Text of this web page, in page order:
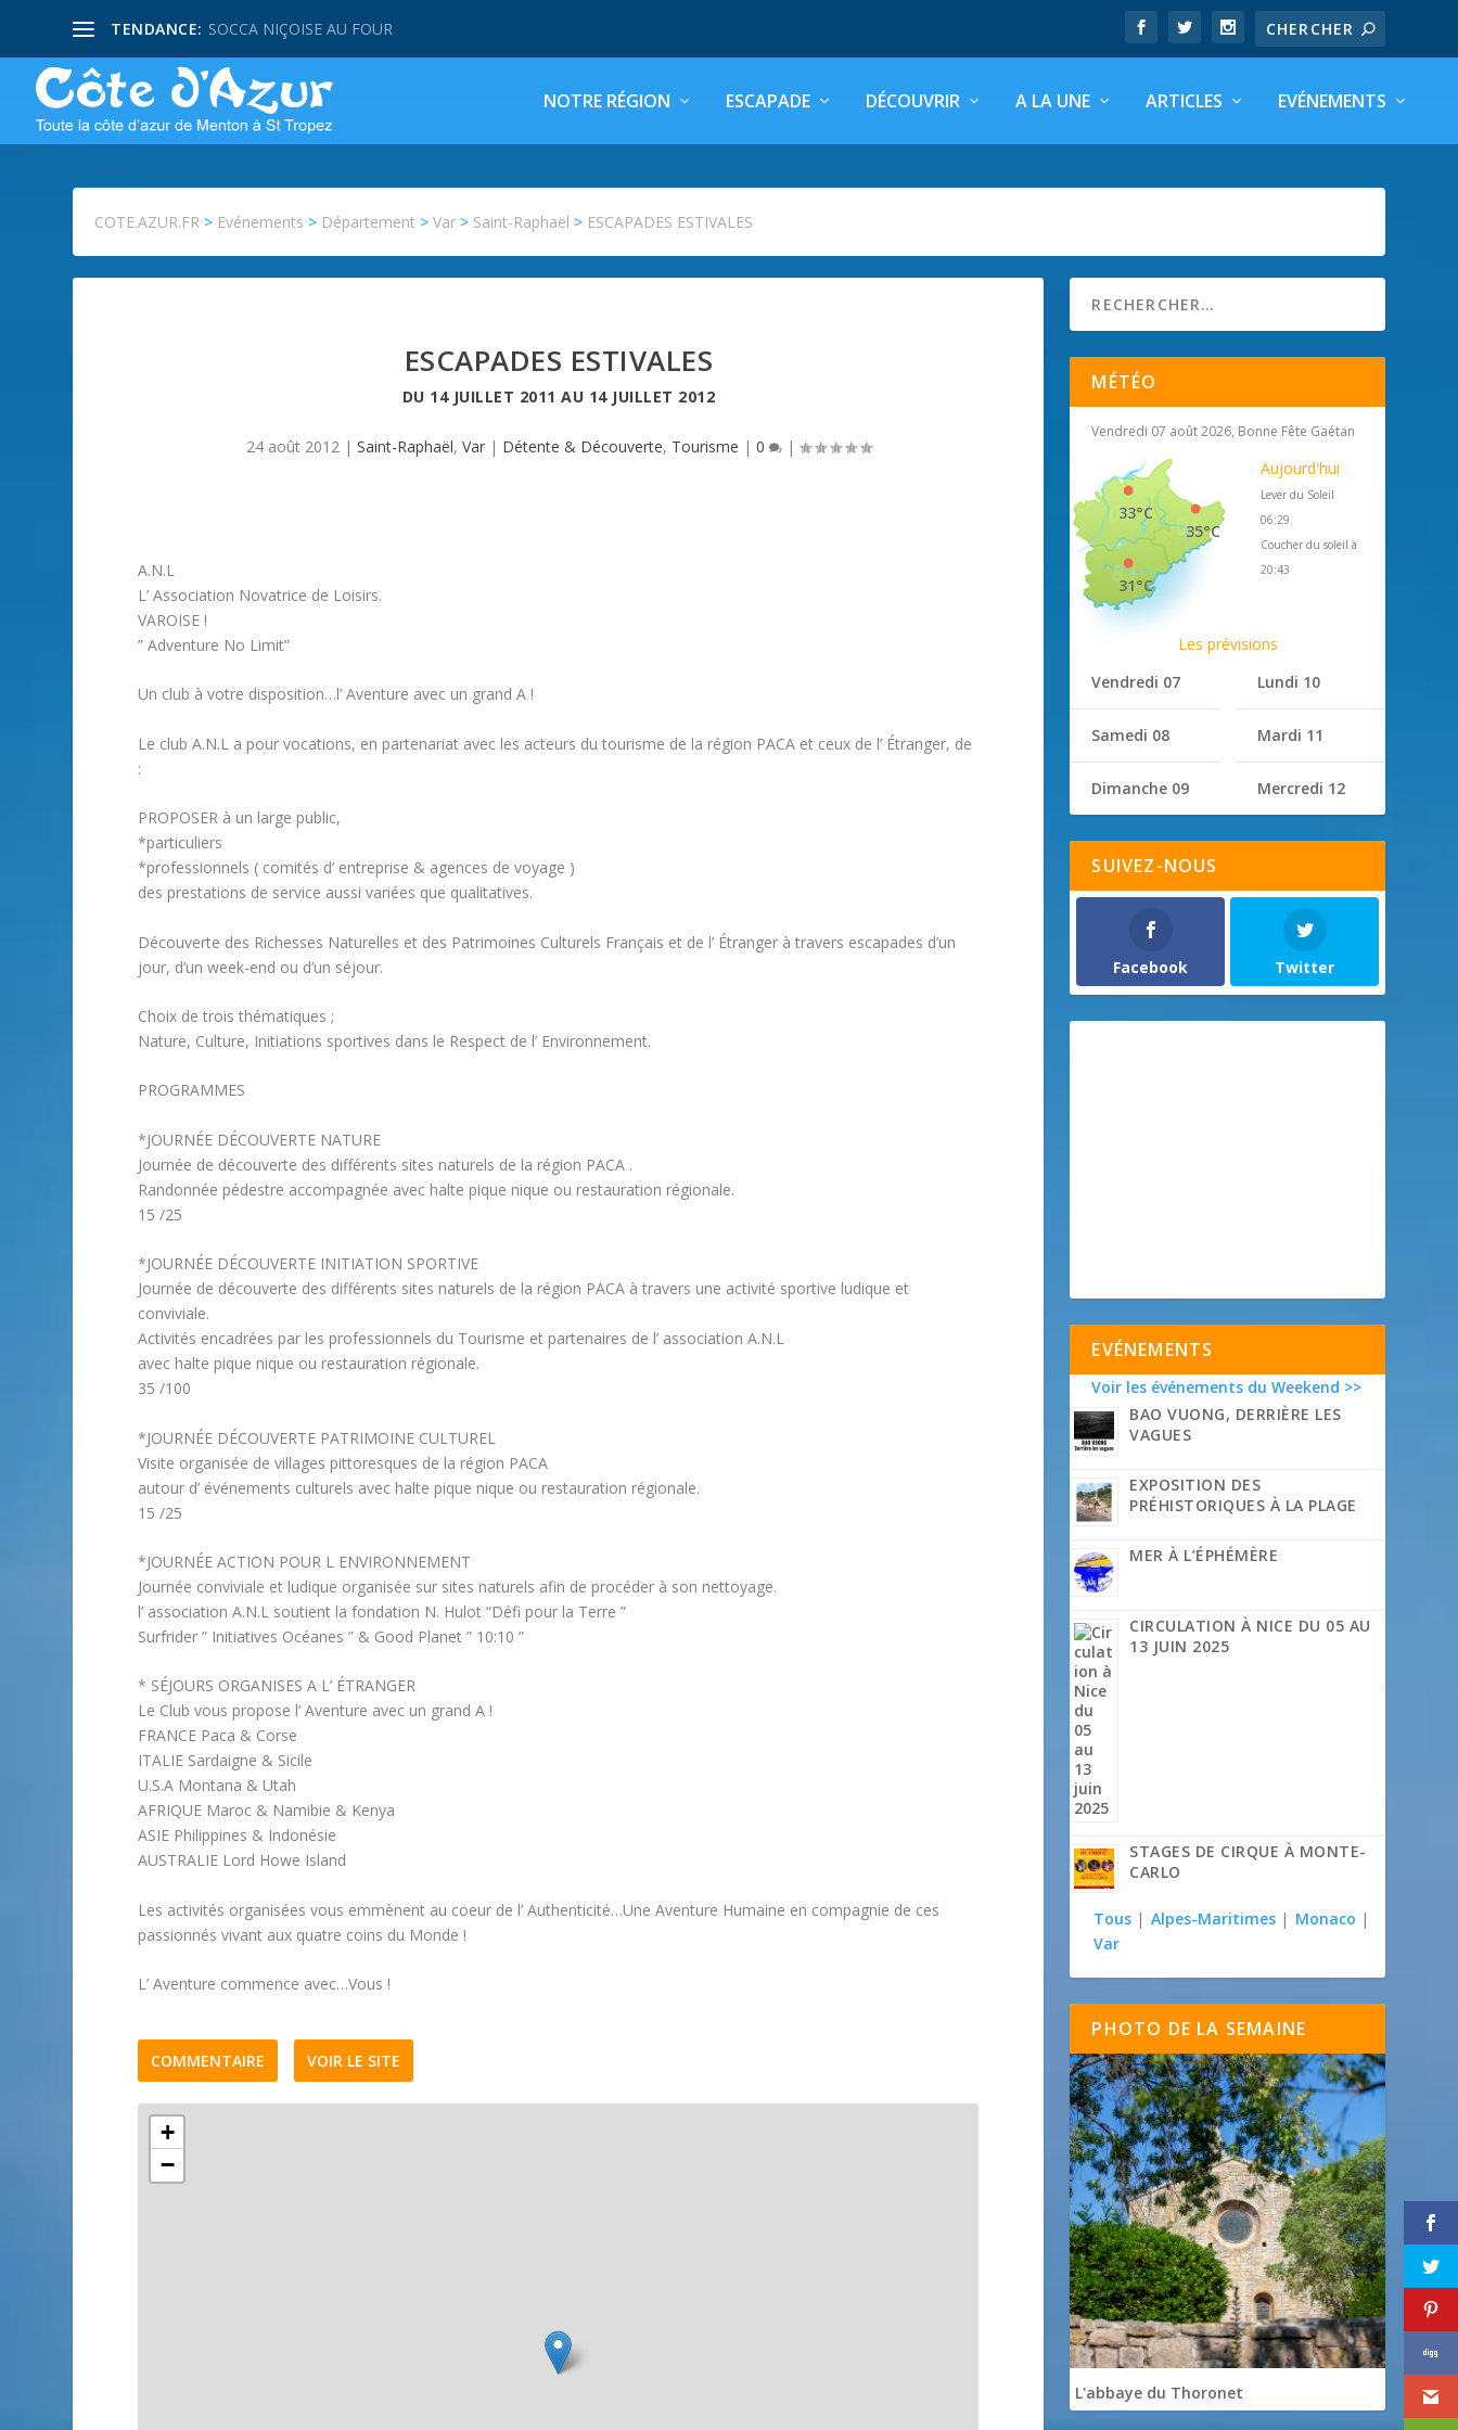
TENDANCE: SOCCA NIÇOISE AU FOUR
NOTRE RÉGION ESCAPADE DÉCOUVRIR A LA UNE ARTICLES EVÉNEMENTS
COTE.AZUR.FR > Evénements > Département >Var > Saint-Raphaël > ESCAPADES ESTIVALES
ESCAPADES ESTIVALES
DU 14 JUILLET 2011 AU 14 JUILLET 2012
24 août 2012| Saint-Raphaël, Var| Détente & Découverte, Tourisme | 0 |
A.N.L
L’ Association Novatrice de Loisirs.
VAROISE !
” Adventure No Limit”
Un club à votre disposition…l’ Aventure avec un grand A !
Le club A.N.L a pour vocations, en partenariat avec les acteurs du tourisme de la région PACA et ceux de l’ Étranger, de
:
PROPOSER à un large public,
*particuliers
*professionnels ( comités d’ entreprise & agences de voyage )
des prestations de service aussi variées que qualitatives.
Découverte des Richesses Naturelles et des Patrimoines Culturels Français et de l’ Étranger à travers escapades d’un
jour, d’un week-end ou d’un séjour.
Choix de trois thématiques ;
Nature, Culture, Initiations sportives dans le Respect de l’ Environnement.
PROGRAMMES
*JOURNÉE DÉCOUVERTE NATURE
Journée de découverte des différents sites naturels de la région PACA .
Randonnée pédestre accompagnée avec halte pique nique ou restauration régionale.
15 /25
*JOURNÉE DÉCOUVERTE INITIATION SPORTIVE
Journée de découverte des différents sites naturels de la région PACA à travers une activité sportive ludique et
conviviale.
Activités encadrées par les professionnels du Tourisme et partenaires de l’ association A.N.L
avec halte pique nique ou restauration régionale.
35 /100
*JOURNÉE DÉCOUVERTE PATRIMOINE CULTUREL
Visite organisée de villages pittoresques de la région PACA
autour d’ événements culturels avec halte pique nique ou restauration régionale.
15 /25
*JOURNÉE ACTION POUR L ENVIRONNEMENT
Journée conviviale et ludique organisée sur sites naturels afin de procéder à son nettoyage.
l’ association A.N.L soutient la fondation N. Hulot “Défi pour la Terre ”
Surfrider ” Initiatives Océanes ” & Good Planet ” 10:10 ”
* SÉJOURS ORGANISES A L’ ÉTRANGER
Le Club vous propose l’ Aventure avec un grand A !
FRANCE Paca & Corse
ITALIE Sardaigne & Sicile
U.S.A Montana & Utah
AFRIQUE Maroc & Namibie & Kenya
ASIE Philippines & Indonésie
AUSTRALIE Lord Howe Island
Les activités organisées vous emmènent au coeur de l’ Authenticité…Une Aventure Humaine en compagnie de ces
passionnés vivant aux quatre coins du Monde !
L’ Aventure commence avec…Vous !
COMMENTAIRE VOIR LE SITE
+
−
MÉTÉO
Vendredi 07 août 2026, Bonne Fête Gaétan
35°C
33°C
31°C
Aujourd'hui
Lever du Soleil
06:29
Coucher du soleil à
20:43
Les prévisions
Vendredi 07
Samedi 08
Dimanche 09
Lundi 10
Mardi 11
Mercredi 12
SUIVEZ-NOUS
Facebook Twitter
EVÉNEMENTS
Voir les événements du Weekend >>
BAO VUONG, DERRIÈRE LES
VAGUES
EXPOSITION DES
PRÉHISTORIQUES À LA PLAGE
MER À L’ÉPHÉMÈRE
CIRCULATION À NICE DU 05 AU
13 JUIN 2025
STAGES DE CIRQUE À MONTE-
CARLO
Tous | Alpes-Maritimes | Monaco |
Var
PHOTO DE LA SEMAINE
L'abbaye du Thoronet